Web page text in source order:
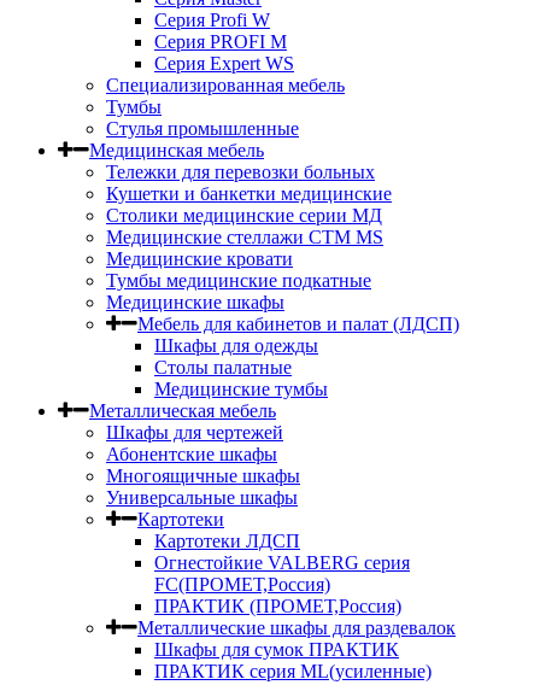
Серия Profi W
Серия PROFI M
Серия Expert WS
Специализированная мебель
Тумбы
Стулья промышленные
Медицинская мебель
Тележки для перевозки больных
Кушетки и банкетки медицинские
Столики медицинские серии МД
Медицинские стеллажи СТМ MS
Медицинские кровати
Тумбы медицинские подкатные
Медицинские шкафы
Мебель для кабинетов и палат (ЛДСП)
Шкафы для одежды
Столы палатные
Медицинские тумбы
Металлическая мебель
Шкафы для чертежей
Абонентские шкафы
Многоящичные шкафы
Универсальные шкафы
Картотеки
Картотеки ЛДСП
Огнестойкие VALBERG серия
FC(ПРОМЕТ,Россия)
ПРАКТИК (ПРОМЕТ,Россия)
Металлические шкафы для раздевалок
Шкафы для сумок ПРАКТИК
ПРАКТИК серия ML(усиленные)